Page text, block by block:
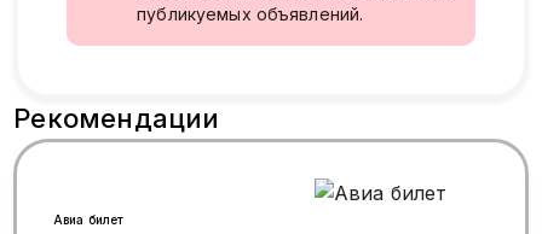
публикуемых объявлений.
Рекомендации
Авиа билет